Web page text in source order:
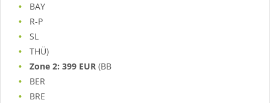
BAY
R-P
SL
THÜ)
Zone 2: 399 EUR (BB
BER
BRE